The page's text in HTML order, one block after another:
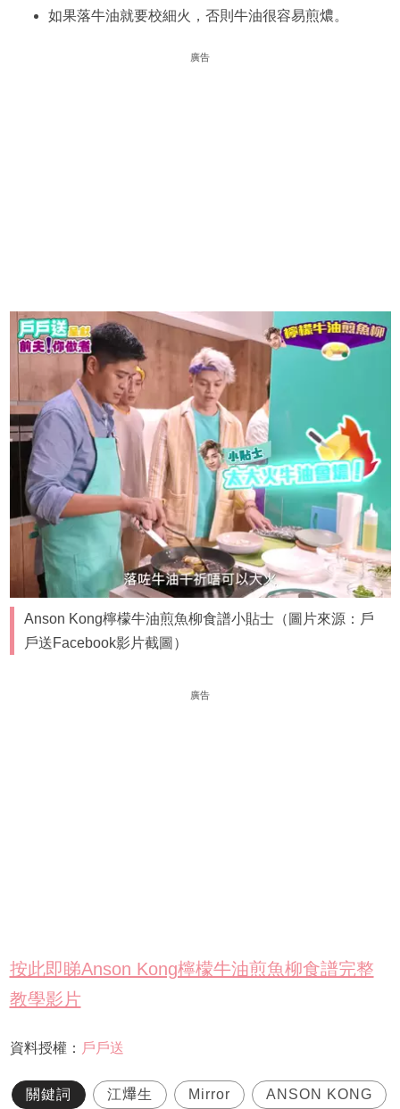
如果落牛油就要校細火，否則牛油很容易煎燶。
廣告
Anson Kong檸檬牛油煎魚柳食譜小貼士（圖片來源：戶
戶送Facebook影片截圖）
廣告
按此即睇Anson Kong檸檬牛油煎魚柳食譜完整
教學影片
資料授權： 戶戶送
關鍵詞 江𤒹生 Mirror ANSON KONG